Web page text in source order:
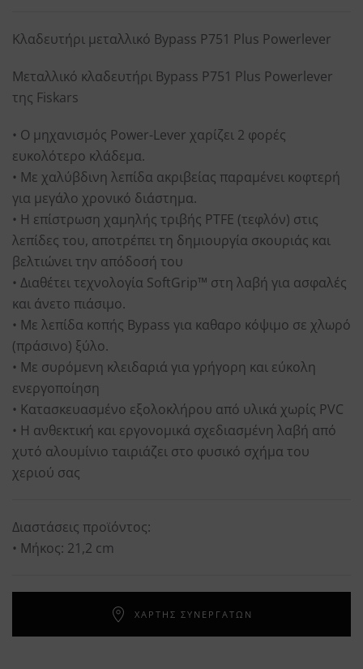
Κλαδευτήρι μεταλλικό Bypass P751 Plus Powerlever
Μεταλλικό κλαδευτήρι Bypass P751 Plus Powerlever
της Fiskars
• O μηχανισμός Power-Lever χαρίζει 2 φορές
ευκολότερο κλάδεμα.
• Με χαλύβδινη λεπίδα ακριβείας παραμένει κοφτερή
για μεγάλο χρονικό διάστημα.
• Η επίστρωση χαμηλής τριβής PTFE (τεφλόν) στις
λεπίδες του, αποτρέπει τη δημιουργία σκουριάς και
βελτιώνει την απόδοσή του
• Διαθέτει τεχνολογία SoftGrip™ στη λαβή για ασφαλές
και άνετο πιάσιμο.
• Με λεπίδα κοπής Bypass για καθαρο κόψιμο σε χλωρό
(πράσινο) ξύλο.
• Με συρόμενη κλειδαριά για γρήγορη και εύκολη
ενεργοποίηση
• Κατασκευασμένο εξολοκλήρου από υλικά χωρίς PVC
• Η ανθεκτική και εργονομικά σχεδιασμένη λαβή από
χυτό αλουμίνιο ταιριάζει στο φυσικό σχήμα του
χεριού σας
Διαστάσεις προϊόντος:
• Μήκος: 21,2 cm
ΧΑΡΤΗΣ ΣΥΝΕΡΓΑΤΩΝ